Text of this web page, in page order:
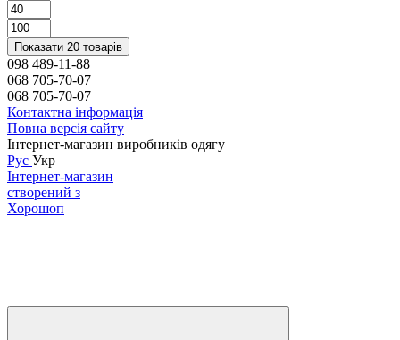
Показати 20 товарів
098 489-11-88
068 705-70-07
068 705-70-07
Контактна інформація
Повна версія сайту
Інтернет-магазин виробників одягу
Рус Укр
Інтернет-магазин
створений з
Хорошоп